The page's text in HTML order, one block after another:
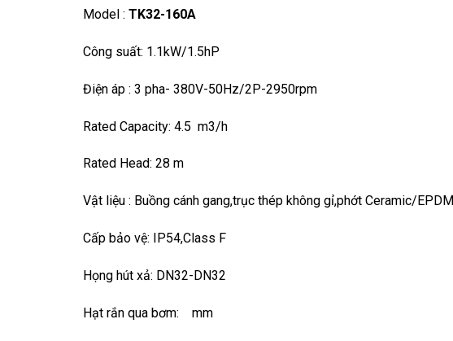
Model : TK32-160A
Công suất: 1.1kW/1.5hP
Điện áp : 3 pha- 380V-50Hz/2P-2950rpm
Rated Capacity: 4.5 m3/h
Rated Head: 28 m
Vật liệu : Buồng cánh gang,trục thép không gỉ,phớt Ceramic/EPDM
Cấp bảo vệ: IP54,Class F
Họng hút xả: DN32-DN32
Hạt rắn qua bơm: mm